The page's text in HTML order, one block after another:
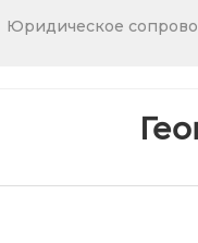
Юридическое